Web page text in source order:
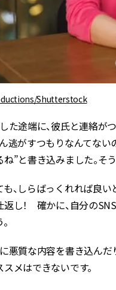
Shutterstock
た途端に、彼氏と連絡が
逃がすつもりなんてな
”と書き込みました。そ
、しらばっくれれば良
し！ 確かに、自分の
悪質な内容を書き込ん
メはできないです。